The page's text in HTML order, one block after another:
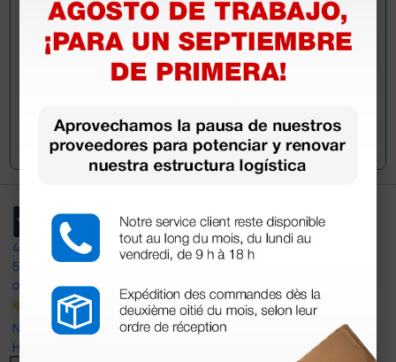
Envía tu pregunta
4,4
597
opiniones
Nuestras reseñas de 4 y 5 estrellas.
Haga clic aquí para leerlos todos >